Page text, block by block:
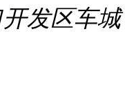
发区车城